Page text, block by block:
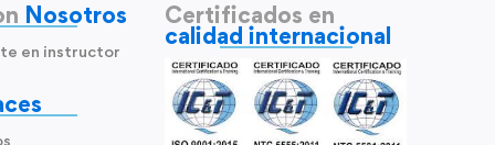
Nosotros
en instructor
Certificados en
calidad internacional